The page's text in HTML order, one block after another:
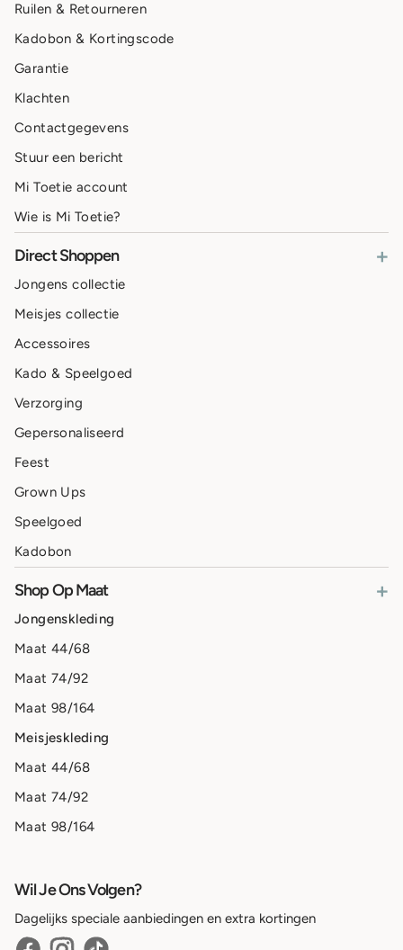
Ruilen & Retourneren
Kadobon & Kortingscode
Garantie
Klachten
Contactgegevens
Stuur een bericht
Mi Toetie account
Wie is Mi Toetie?
Direct Shoppen +
Jongens collectie
Meisjes collectie
Accessoires
Kado & Speelgoed
Verzorging
Gepersonaliseerd
Feest
Grown Ups
Speelgoed
Kadobon
Shop Op Maat +
Jongenskleding
Maat 44/68
Maat 74/92
Maat 98/164
Meisjeskleding
Maat 44/68
Maat 74/92
Maat 98/164
Wil Je Ons Volgen?
Dagelijks speciale aanbiedingen en extra kortingen